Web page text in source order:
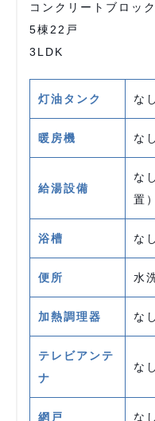
コンクリートブロッ
5棟22戸
3LDK
灯油タンク な
暖房機 な
給湯設備
な
置）
浴槽 な
便所 水
加熱調理器 な
テレビアンテ
ナ
な
網戸 な